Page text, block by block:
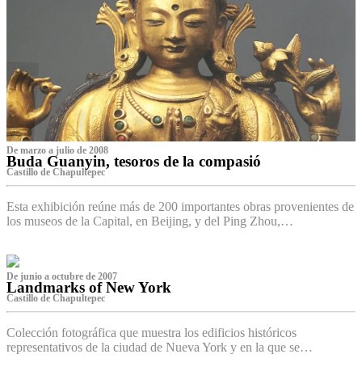
De marzo a julio de 2008
Buda Guanyin, tesoros de la compasió
Castillo de Chapultepec
Esta exhibición reúne más de 200 importantes obras provenientes de
los museos de la Capital, en Beijing, y del Ping Zhou,…
De junio a octubre de 2007
Landmarks of New York
Castillo de Chapultepec
Colección fotográfica que muestra los edificios históricos
representativos de la ciudad de Nueva York y en la que se…